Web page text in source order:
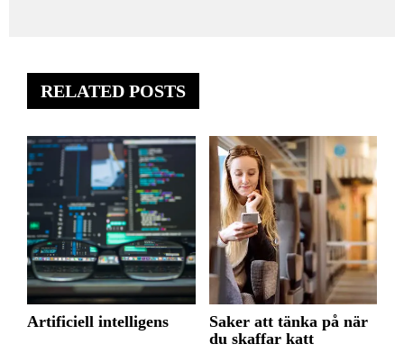
RELATED POSTS
Artificiell intelligens
Saker att tänka på när
du skaffar katt